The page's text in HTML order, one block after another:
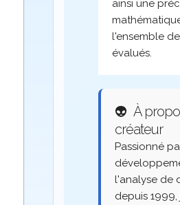
ainsi une
l'ensemble
évalués.
👽 À
créateur
Passionné
l'analyse de
depuis